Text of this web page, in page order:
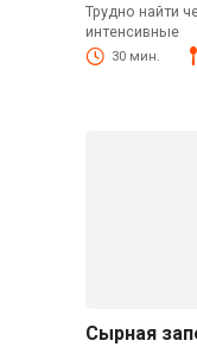
Трудно найти
интенсивные
30 мин.
Сырная